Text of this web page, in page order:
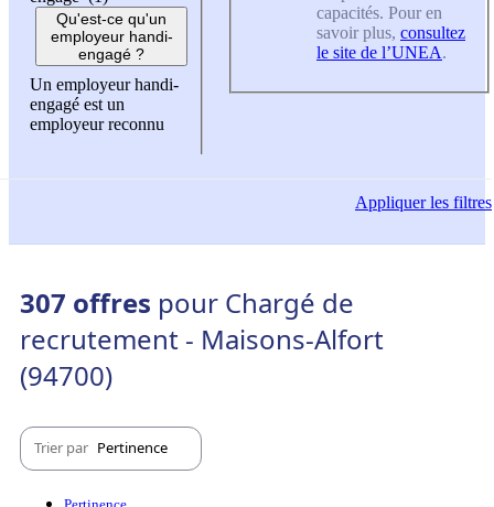
Qu'est-ce qu'un
employeur handi-
engagé ?
Un employeur handi-
engagé est un
employeur reconnu
capacités. Pour en
savoir plus, consultez
le site de l’UNEA.
Appliquerles filtres
307 offres pour Chargé de
recrutement - Maisons-Alfort
(94700)
Trier par Pertinence